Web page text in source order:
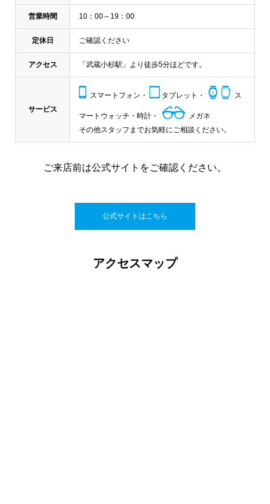
営業時間 10：00～19：00
定休日 ご確認ください
アクセス 「武蔵小杉駅」より徒歩5分ほどです。
サービス
スマートフォン・ タブレット・ ス
マートウォッチ・時計・
メガネ
その他スタッフまでお気軽にご相談ください。
ご来店前は公式サイトをご確認ください。
公式サイトはこちら
アクセスマップ